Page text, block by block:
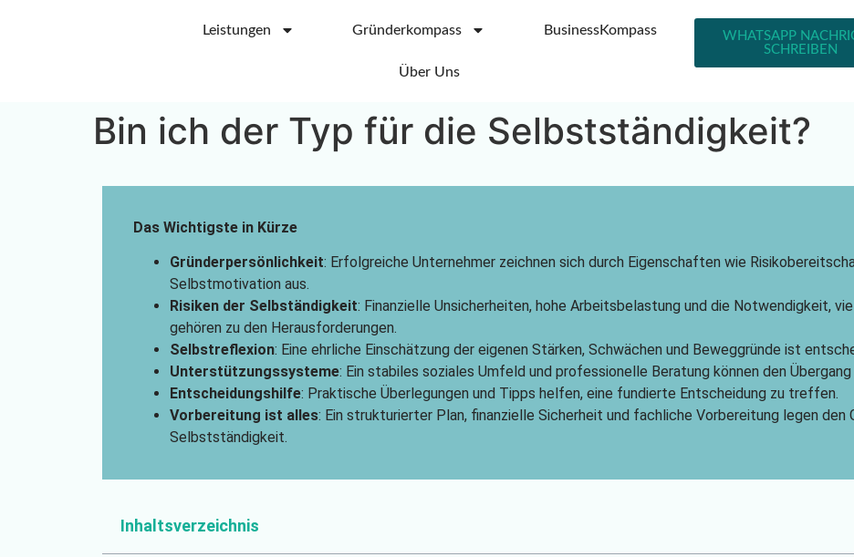
Leistungen Gründerkompass BusinessKompass
Über Uns
WHATSAPP
SCHREIBEN
Bin ich der Typ für die Selbstständigkeit?
Das Wichtigste in Kürze
Gründerpersönlichkeit: Erfolgreiche Unternehmer zeichnen sich durch Eigenschaften wie
Selbstmotivation aus.
Risiken der Selbständigkeit: Finanzielle Unsicherheiten, hohe Arbeitsbelastung und die Notwendigkeit,
gehören zu den Herausforderungen.
Selbstreflexion: Eine ehrliche Einschätzung der eigenen Stärken, Schwächen und Beweggründe ist
Unterstützungssysteme: Ein stabiles soziales Umfeld und professionelle Beratung können den
Entscheidungshilfe: Praktische Überlegungen und Tipps helfen, eine fundierte Entscheidung zu treffen.
Vorbereitung ist alles: Ein strukturierter Plan, finanzielle Sicherheit und fachliche Vorbereitung legen den
Selbstständigkeit.
Inhaltsverzeichnis